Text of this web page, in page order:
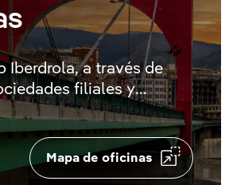
Iberdrola, a través de
filiales y
desarrollamos nuestra
decenas de países
Mapa de oficinas